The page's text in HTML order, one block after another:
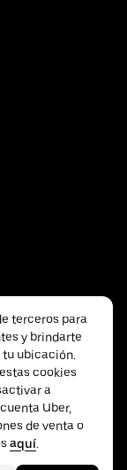
terceros para
y brindarte
ubicación.
cookies
a
Uber,
de venta o
aquí.